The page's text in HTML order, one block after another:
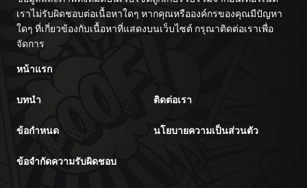
เราไม่รับผิดชอบต่อเนื้อหาใดๆ หากคุณหรือองค์กรของคุณมีปัญหา
ใดๆ ที่เกี่ยวข้องกับเนื้อหาที่แสดงบนเว็บไซต์ กรุณาติดต่อเราเพื่อ
จัดการ
หน้าแรก
บทนำ ติดต่อเรา
ข้อกำหนด นโยบายความเป็นส่วนตัว
ข้อจำกัดความรับผิดชอบ